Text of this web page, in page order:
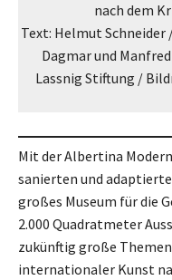
nach dem
Text: Helmut
Dagmar und
Lassnig Stiftung /
Mit der Albertina
sanierten und
großes Museum für die
2.000 Quadratmeter
zukünftig große
internationaler Kunst